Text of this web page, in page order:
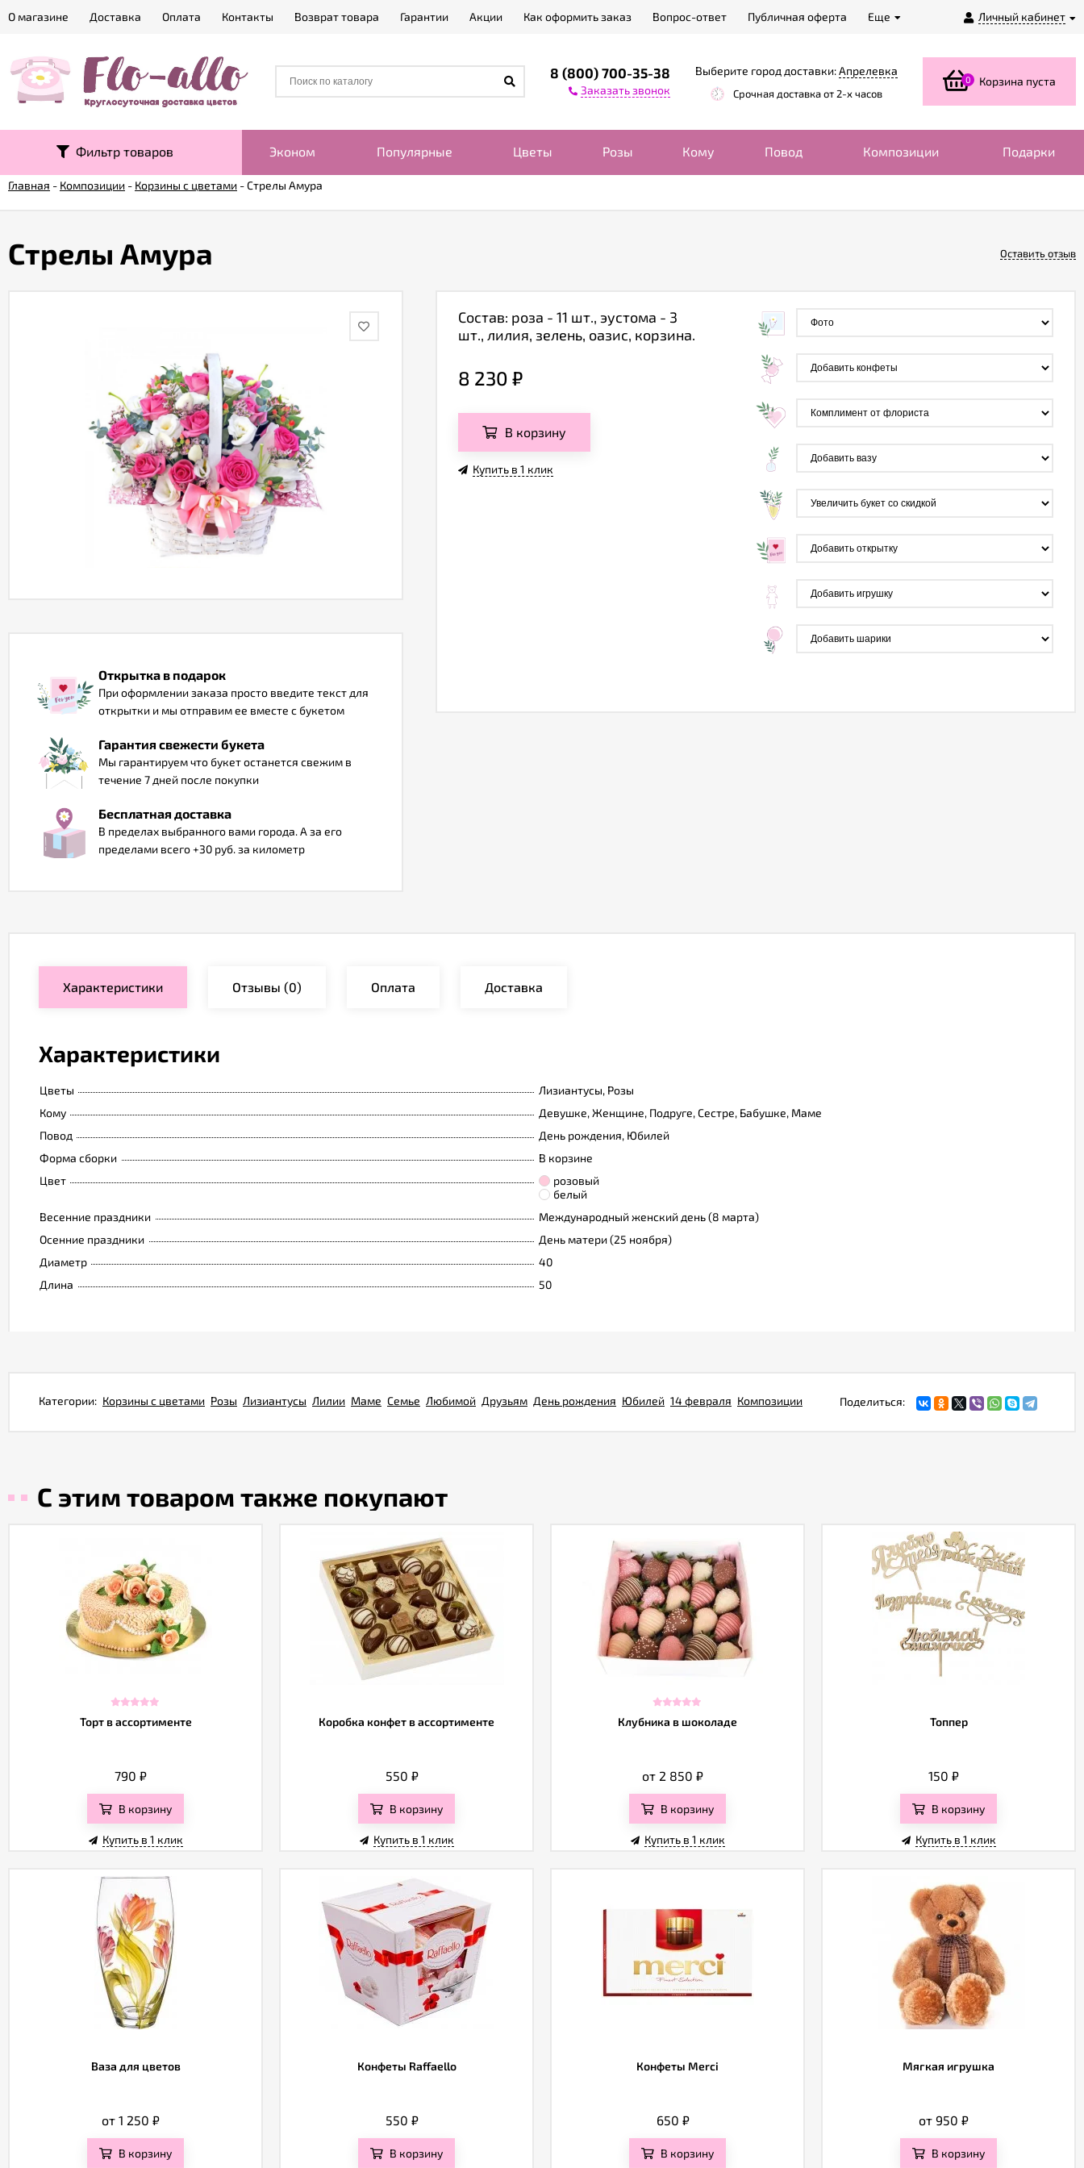
Личный кабинет
О магазине Доставка Оплата Контакты Возврат товара Гарантии Акции Как оформить заказ Вопрос-ответ Публичная оферта Еще
8 (800) 700-35-38
Заказать звонок
Выберите город доставки:Апрелевка
Срочная доставка от 2-х часов
0 Корзина пуста
Фильтр товаров Эконом Популярные Цветы Розы Кому Повод Композиции Подарки
Главная - Композиции - Корзины с цветами -Стрелы Амура
Стрелы Амура Оставить отзыв
Открытка в подарок
При оформлении заказа просто введите текст для
открытки и мы отправим ее вместе с букетом
Гарантия свежести букета
Мы гарантируем что букет останется свежим в
течение 7 дней после покупки
Бесплатная доставка
В пределах выбранного вами города. А за его
пределами всего +30 руб. за километр
Состав: роза - 11 шт., эустома - 3
шт., лилия, зелень, оазис, корзина.
8 230 ₽
В корзину
Купить в 1 клик
Характеристики Отзывы (0) Оплата Доставка
Характеристики
Цветы
Лизиантусы, Розы
Кому
Девушке, Женщине, Подруге, Сестре, Бабушке, Маме
Повод
День рождения, Юбилей
Форма сборки
В корзине
Цвет
розовый
белый
Весенние праздники
Международный женский день (8 марта)
Осенние праздники
День матери (25 ноября)
Диаметр
40
Длина
50
Поделиться:
Категории: Корзины с цветами Розы Лизиантусы Лилии Маме Семье Любимой Друзьям День рождения Юбилей 14 февраля Композиции
С этим товаром также покупают
Торт в ассортименте
790 ₽
В корзину
Купить в 1 клик
Коробка конфет в ассортименте
550 ₽
В корзину
Купить в 1 клик
Клубника в шоколаде
от 2 850 ₽
В корзину
Купить в 1 клик
Топпер
150 ₽
В корзину
Купить в 1 клик
Ваза для цветов
от 1 250 ₽
В корзину
Конфеты Raffaello
550 ₽
В корзину
Конфеты Merci
650 ₽
В корзину
Мягкая игрушка
от 950 ₽
В корзину